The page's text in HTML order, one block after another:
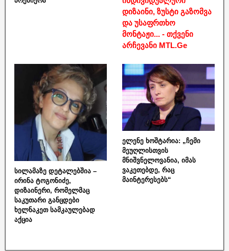
დიზაინი, ზუსტი გაზომვა
და უსაფრთხო
მონტაჟი... - თქვენი
არჩევანი MTL.Ge
სილამაზე დეტალებშია –
ირინა ტოგონიძე,
დიზაინერი, რომელმაც
საკუთარი განცდები
ხელნაკეთ სამკაულებად
აქცია
ელენე ხოშტარია: „ჩემი
მეუღლისთვის
მნიშვნელოვანია, იმას
ვაკეთებდე, რაც
მაინტერესებს“